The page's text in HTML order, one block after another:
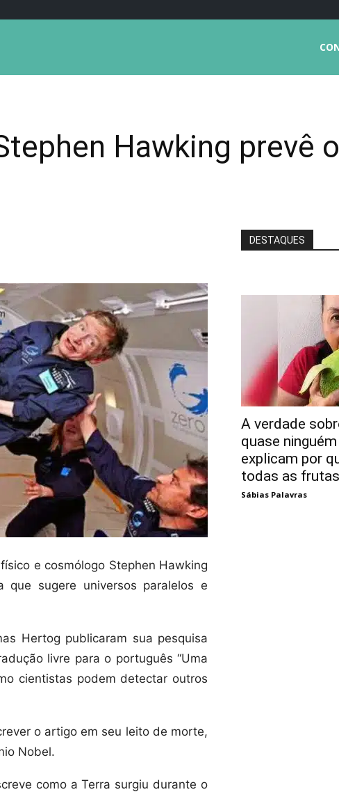
Hawking prevê
e cosmólogo Stephen Hawking
que sugere universos paralelos e
Hertog publicaram sua pesquisa
livre para o português “Uma
cientistas podem detectar outros
o artigo em seu leito de morte,
Nobel.
como a Terra surgiu durante o
DESTAQUES
A verdade
quase
explicam por
todas as frutas
Sábias Palavras